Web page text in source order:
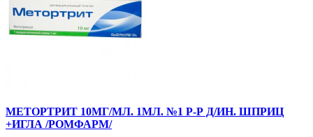
МЕТОРТРИТ 10МГ/МЛ. 1МЛ. №1 Р-Р Д/ИН. ШПРИЦ
+ИГЛА /РОМФАРМ/